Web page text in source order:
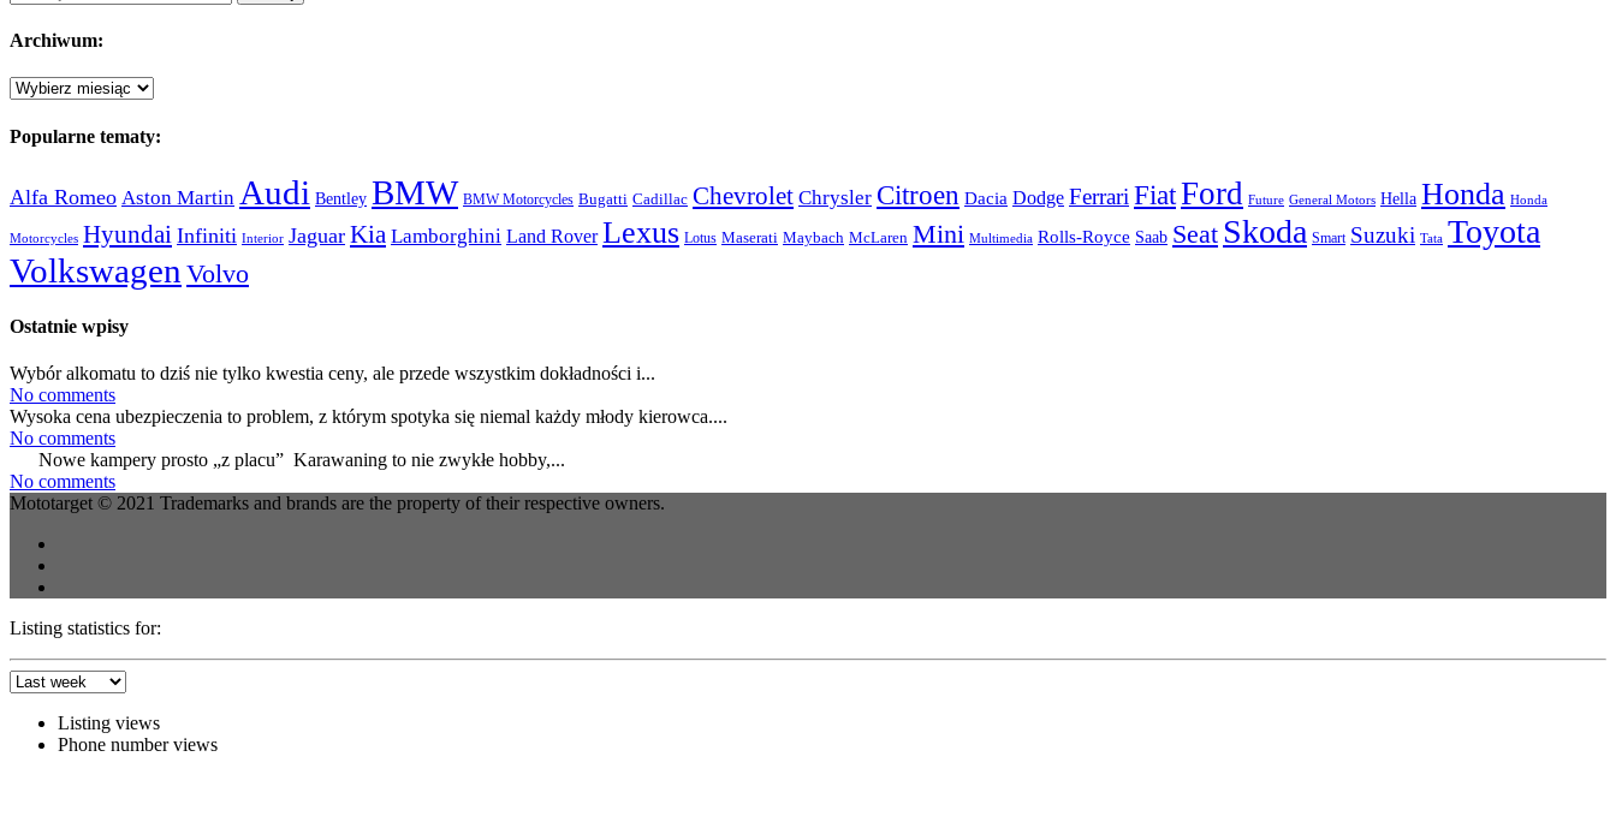
Archiwum:
Archiwum:
Popularne tematy:
Alfa Romeo Aston Martin Audi Bentley BMW BMW Motorcycles Bugatti Cadillac Chevrolet Chrysler Citroen Dacia Dodge Ferrari FiatFord Future General Motors Hella Honda Honda
Motorcycles Hyundai Infiniti Interior Jaguar Kia Lamborghini Land Rover Lexus Lotus Maserati Maybach McLaren Mini Multimedia Rolls-Royce Saab Seat Skoda Smart Suzuki Tata Toyota
Volkswagen Volvo
Ostatnie wpisy
Wybór alkomatu to dziś nie tylko kwestia ceny, ale przede wszystkim dokładności i...
No comments
Wysoka cena ubezpieczenia to problem, z którym spotyka się niemal każdy młody kierowca....
No comments
Nowe kampery prosto „z placu” Karawaning to nie zwykłe hobby,...
No comments
Mototarget © 2021 Trademarks and brands are the property of their respective owners.
Listing statistics for:
Listing views
Phone number views